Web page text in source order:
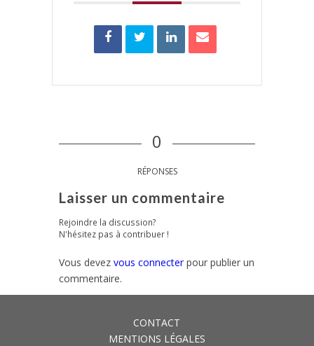
0
RÉPONSES
Laisser un commentaire
Rejoindre la discussion?
N'hésitez pas à contribuer !
Vous devez vous connecterpour publier un
commentaire.
CONTACT
MENTIONS LÉGALES